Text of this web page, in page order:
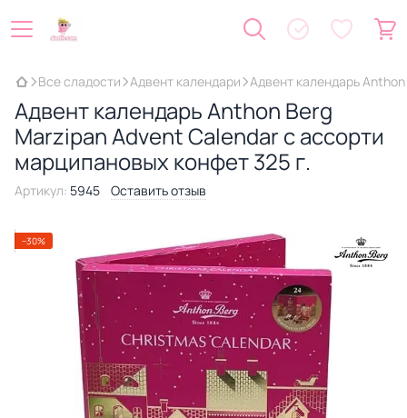
Все сладости Адвент календари Адвент календарь
Адвент календарь Anthon Berg
Marzipan Advent Calendar с ассорти
марципановых конфет 325 г.
Артикул: 5945 Оставить отзыв
−30%